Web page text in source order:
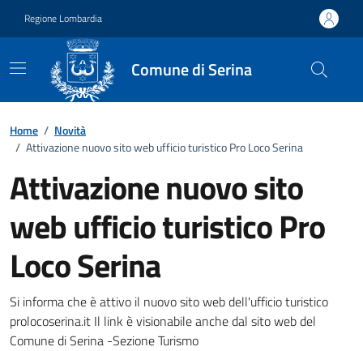
Regione Lombardia
Comune di Serina
Home / Novità
/ Attivazione nuovo sito web ufficio turistico Pro Loco Serina
Attivazione nuovo sito
web ufficio turistico Pro
Loco Serina
Dettagli della notizia
Si informa che è attivo il nuovo sito web dell'ufficio turistico
prolocoserina.it Il link è visionabile anche dal sito web del
Comune di Serina -Sezione Turismo